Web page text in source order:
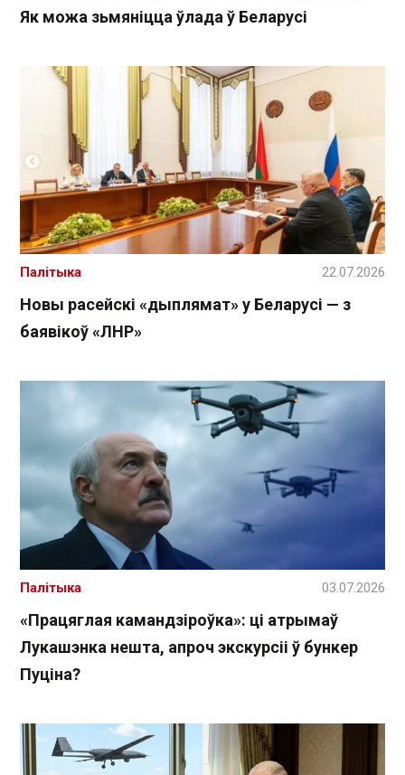
Як можа зьмяніцца ўлада ў Беларусі
Новы расейскі «дыплямат» у Беларусі — з
баявікоў «ЛНР»
Палітыка 22.07.2026
«Працяглая камандзіроўка»: ці атрымаў
Лукашэнка нешта, апроч экскурсіі ў бункер
Пуціна?
Палітыка 03.07.2026